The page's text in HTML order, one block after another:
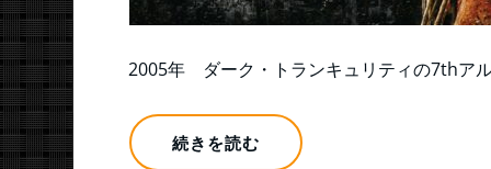
2005年 ダーク・トランキュリティの7thア
続きを読む